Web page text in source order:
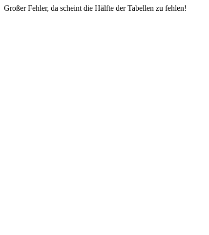
Großer Fehler, da scheint die Hälfte der Tabellen zu fehlen!